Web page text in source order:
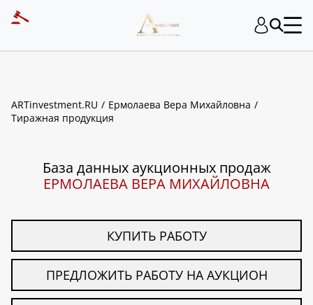
ARTinvestment.RU
Ермолаева Вера Михайловна
Тиражная продукция
База данных аукционных продаж
ЕРМОЛАЕВА ВЕРА МИХАЙЛОВНА
КУПИТЬ РАБОТУ
ПРЕДЛОЖИТЬ РАБОТУ НА АУКЦИОН